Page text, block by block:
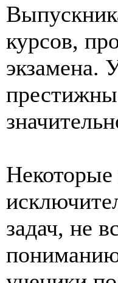
курсов,
экзамена.
задач, не